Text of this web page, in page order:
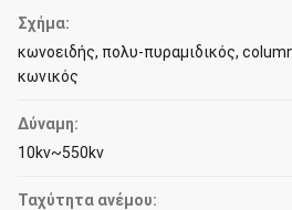
Σχήμα:
κωνοειδής, πολυ-πυραμιδικός,
κωνικός
Δύναμη:
10kv~550kv
Ταχύτητα ανέμου: